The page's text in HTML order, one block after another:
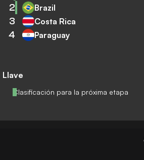
Llave
Clasificación para la próxima etapa
2 Brazil
3 Costa Rica
4 Paraguay